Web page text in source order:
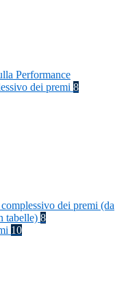
Performance
dei premi 8
dei premi (da
tabelle) 8
10